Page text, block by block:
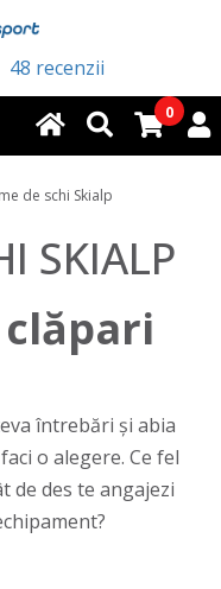
48 recenzii
0
de schi Skialp
SKIALP
întrebări și abia
o alegere. Ce fel
de des te angajezi